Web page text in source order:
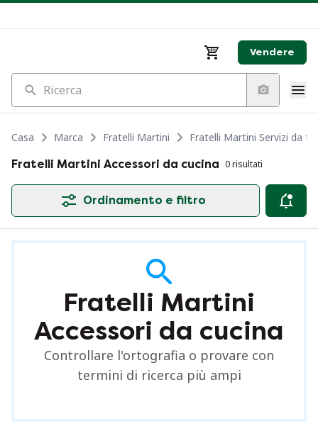
Vendere
Ricerca
Casa Marca Fratelli Martini
Fratelli Martini Servizi da
Fratelli Martini Accessori da cucina 0 risultati
Ordinamento e filtro
Fratelli Martini
Accessori da cucina
Controllare l'ortografia o provare con
termini di ricerca più ampi